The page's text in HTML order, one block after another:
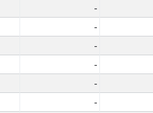
-
-
-
-
-
-